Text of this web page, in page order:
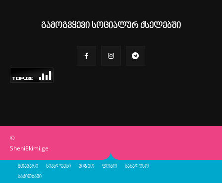
გამოგვყევი სოციალურ ქსელებში
©
SheniEkimi.ge
მთავარი სიახლეები ვიდეო ფოტო სახალისო
საკითხავი